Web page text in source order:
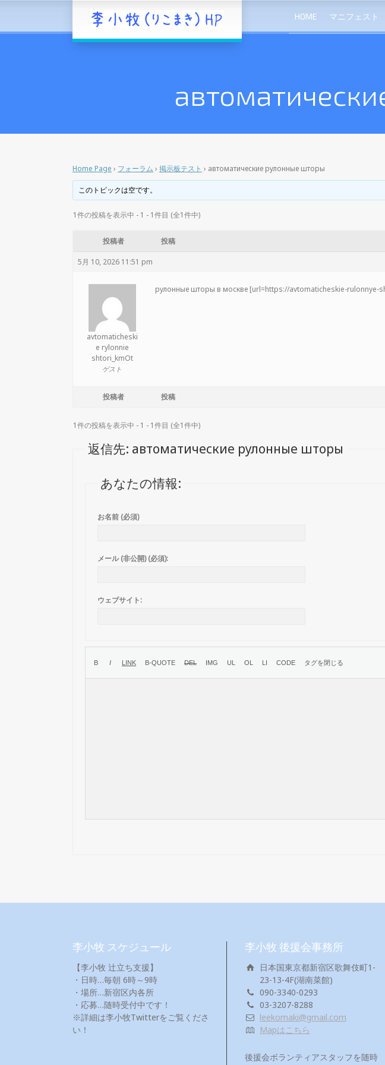
HOME マニフェスト
Home Page › フォーラム › 掲示板テスト › автоматические рулонные шторы
このトピックは空です。
1件の投稿を表示中 - 1 - 1件目 (全1件中)
投稿者 投稿
5月 10, 2026 11:51 pm
avtomaticheski
e rylonnie
shtori_kmOt
ゲスト
рулонные шторы в москве [url=https://avtomaticheskie-
投稿者 投稿
1件の投稿を表示中 - 1 - 1件目 (全1件中)
返信先: автоматические рулонные шторы
あなたの情報:
お名前 (必須)
メール (非公開) (必須):
ウェブサイト:
李小牧 スケジュール
【李小牧 辻立ち支援】
・日時…毎朝 6時～9時
・場所…新宿区内各所
・応募…随時受付中です！
※詳細は李小牧Twitterをご覧くださ
い！
李小牧 後援会事務所
日本国東京都新宿区歌舞伎町1-
23-13-4F(湖南菜館)
090-3340-0293
03-3207-8288
leekomaki@gmail.com
Mapはこちら
後援会ボランティアスタッフを随時